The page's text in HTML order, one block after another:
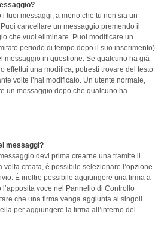
tuoi messaggi, a meno che tu non sia un
cancellare un messaggio premendo il
che vuoi eliminare. Puoi modificare un
periodo di tempo dopo il suo inserimento)
messaggio in questione. Se qualcuno ha già
effettui una modifica, potresti trovare del testo
volte l’hai modificato. Un utente normale,
un messaggio dopo che qualcuno ha
messaggi?
devi prima crearne una tramite il
volta creata, è possibile selezionare l’opzione
È inoltre possibile aggiungere una firma a
voce nel Pannello di Controllo
che una firma venga aggiunta ai singoli
per aggiungere la firma all’interno del